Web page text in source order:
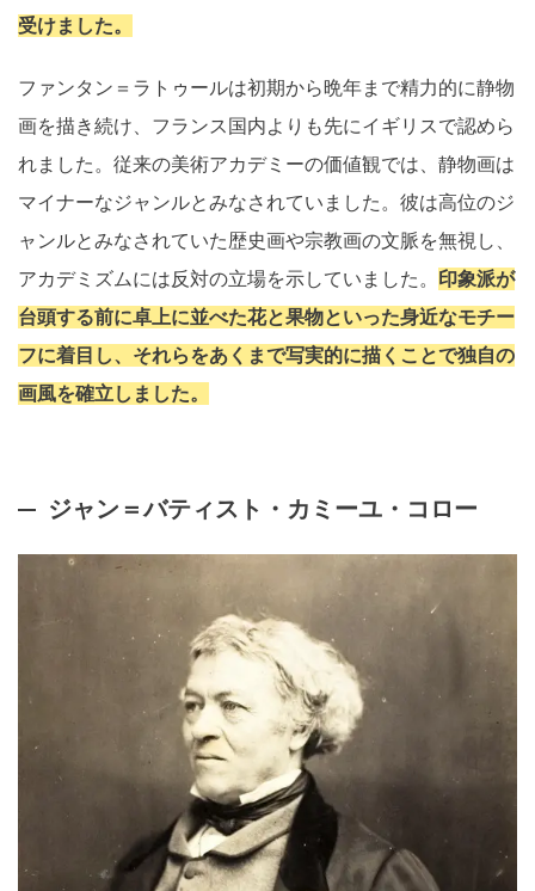
受けました。
ファンタン＝ラトゥールは初期から晩年まで精力的に静物
画を描き続け、フランス国内よりも先にイギリスで認めら
れました。従来の美術アカデミーの価値観では、静物画は
マイナーなジャンルとみなされていました。彼は高位のジ
ャンルとみなされていた歴史画や宗教画の文脈を無視し、
アカデミズムには反対の立場を示していました。 印象派が
台頭する前に卓上に並べた花と果物といった身近なモチー
フに着目し、それらをあくまで写実的に描くことで独自の
画風を確立しました。
ジャン＝バティスト・カミーユ・コロー